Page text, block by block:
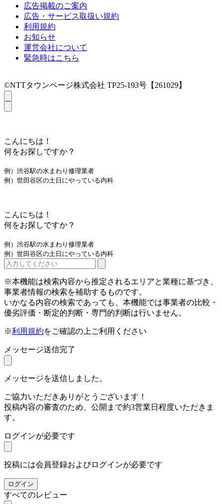
広告掲載のご案内
広告・サービス取扱い規約
利用規約
お知らせ
運営会社について
緊急時はこちら
©NTTタウンページ株式会社 TP25-193号【261029】
こんにちは！
何をお探しですか？
例）渋谷駅の水まわり修理業者
例）世田谷区の土日にやっている内科
こんにちは！
何をお探しですか？
例）渋谷駅の水まわり修理業者
例）世田谷区の土日にやっている内科
※本機能は検索内容から推定されるエリアと業種に基づき、
事業者情報の検索を補助するものです。
いかなる内容の検索であっても、本機能では事業者の比較・
優劣評価・断定的判断・専門的判断は行いません。
※利用規約をご確認の上ご利用ください
メッセージ送信完了
メッセージを送信しました。
ご協力いただきありがとうございます！
投稿内容の審査のため、公開まで約3営業日程度いただきま
す。
ログインが必要です
投稿には会員登録およびログインが必要です
ログイン
すべてのレビュー